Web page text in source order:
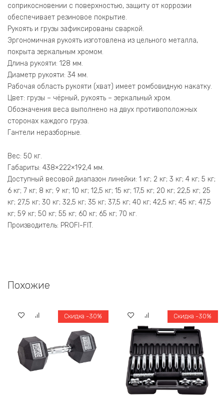
соприкосновении с поверхностью, защиту от коррозии
обеспечивает резиновое покрытие.
Рукоять и грузы зафиксированы сваркой.
Эргономичная рукоять изготовлена из цельного металла,
покрыта зеркальным хромом.
Длина рукояти: 128 мм.
Диаметр рукояти: 34 мм.
Рабочая область рукояти (хват) имеет ромбовидную накатку.
Цвет: грузы – чёрный, рукоять – зеркальный хром.
Обозначения веса выполнено на двух противоположных
сторонах каждого груза.
Гантели неразборные.
Вес: 50 кг.
Габариты: 438×222×192,4 мм.
Доступный весовой диапазон линейки: 1 кг; 2 кг; 3 кг; 4 кг; 5 кг;
6 кг; 7 кг; 8 кг; 9 кг; 10 кг; 12,5 кг; 15 кг; 17,5 кг; 20 кг; 22,5 кг; 25
кг; 27,5 кг; 30 кг; 32,5 кг; 35 кг; 37,5 кг; 40 кг; 42,5 кг; 45 кг; 47,5
кг; 59 кг; 50 кг; 55 кг; 60 кг; 65 кг; 70 кг.
Производитель: PROFI-FIT.
Похожие
Скидка -30% Скидка -30%